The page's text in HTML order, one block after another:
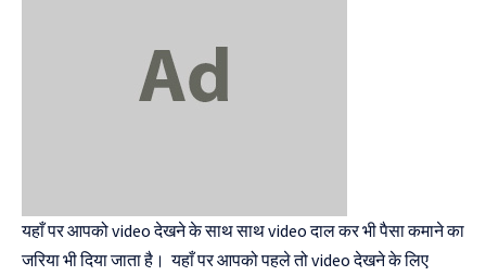
यहाँ पर आपको video देखने के साथ साथ video दाल कर भी पैसा कमाने का
जरिया भी दिया जाता है। यहाँ पर आपको पहले तो video देखने के लिए